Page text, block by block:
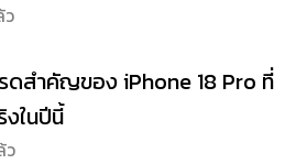
ว
ดสำคัญของ iPhone 18 Pro ที่
งในปีนี้
ว